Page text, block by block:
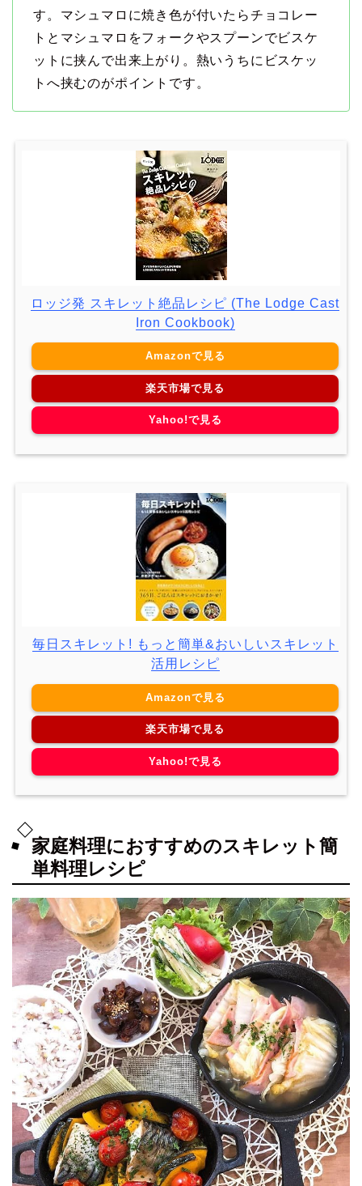
す。マシュマロに焼き色が付いたらチョコレー
トとマシュマロをフォークやスプーンでビスケ
ットに挟んで出来上がり。熱いうちにビスケッ
トへ挟むのがポイントです。
ロッジ発 スキレット絶品レシピ (The Lodge Cast
Iron Cookbook)
Amazonで見る
楽天市場で見る
Yahoo!で見る
毎日スキレット! もっと簡単&おいしいスキレット
活用レシピ
Amazonで見る
楽天市場で見る
Yahoo!で見る
家庭料理におすすめのスキレット簡
単料理レシピ